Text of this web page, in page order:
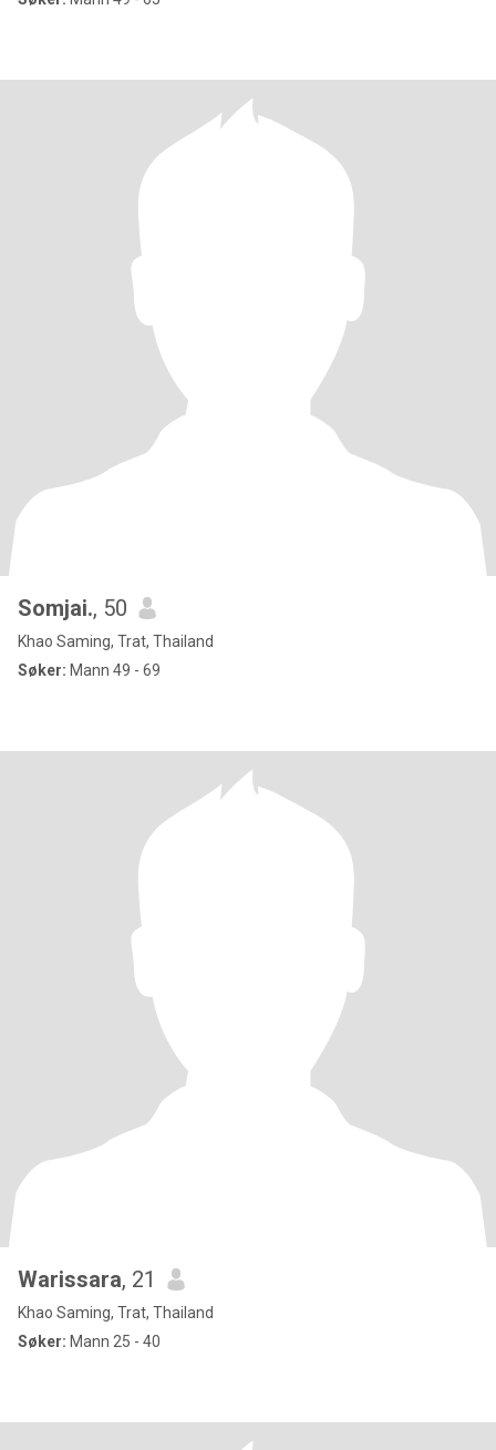
Somjai., 50
Khao Saming, Trat, Thailand
Søker: Mann 49 - 69
Warissara, 21
Khao Saming, Trat, Thailand
Søker: Mann 25 - 40